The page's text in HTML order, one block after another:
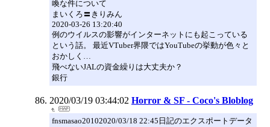
喚な件について
まいくろ〓きりみん
2020-03-26 13:20:40
例のウイルスの影響がインターネットにも起こっている
という話。 最近VTuber界隈ではYouTubeの挙動が色々と
おかしく…
飛べないJALの資金繰りは大丈夫か？
銀行
2020/03/19 03:44:02 Horror & SF - Coco's Bloblog
fnsmasao20102020/03/18 22:45日記のエクスポートデータ